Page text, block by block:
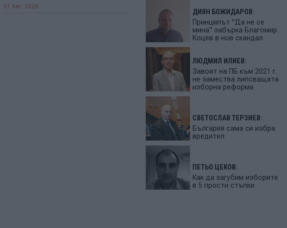
01 Авг. 2026
ДИЯН БОЖИДАРОВ:
Принципът "Да не се
мина" забърка Благомир
Коцев в нов скандал
ЛЮДМИЛ ИЛИЕВ:
Завоят на ПБ към 2021 г.
не замества липсващата
изборна реформа
СВЕТОСЛАВ ТЕРЗИЕВ:
България сама си избра
вредител
ПЕТЬО ЦЕКОВ:
Как да загубим изборите
в 5 прости стъпки